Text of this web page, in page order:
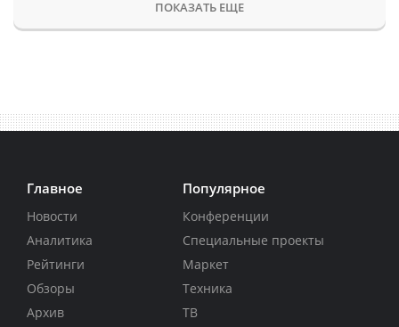
ПОКАЗАТЬ ЕЩЕ
Главное
Новости
Аналитика
Рейтинги
Обзоры
Архив
Популярное
Конференции
Специальные проекты
Маркет
Техника
ТВ